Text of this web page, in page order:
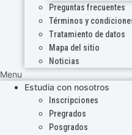
Preguntas frecuentes
Términos y
Tratamiento de datos
Mapa del sitio
Noticias
Menu
Estudia con nosotros
Inscripciones
Pregrados
Posgrados